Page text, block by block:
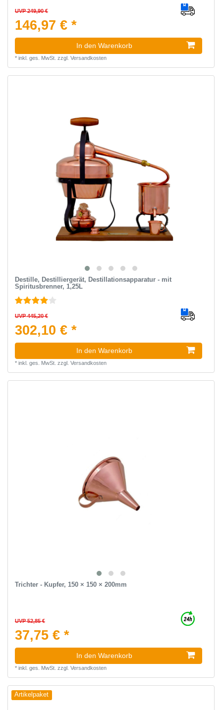
UVP 249,90 €
146,97 € *
In den Warenkorb
* inkl. ges. MwSt. zzgl. Versandkosten
Destille, Destilliergerät, Destillationsapparatur - mit
Spiritusbrenner, 1,25L
UVP 445,20 €
302,10 € *
In den Warenkorb
* inkl. ges. MwSt. zzgl. Versandkosten
Trichter - Kupfer, 150 × 150 × 200mm
UVP 52,85 €
37,75 € *
In den Warenkorb
* inkl. ges. MwSt. zzgl. Versandkosten
Artikelpaket